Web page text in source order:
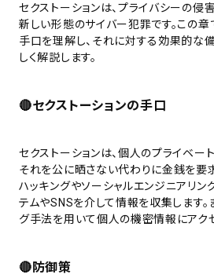
セクストーションは、プライバシーの
新しい形態のサイバー犯罪です。この章
手口を理解し、それに対する効果的な
しく解説します。
🔴セクストーションの手口
セクストーションは、個人のプライベー
それを公に晒さない代わりに金銭を要
ハッキングやソーシャルエンジニアリ
テムやSNSを介して情報を収集します。
グ手法を用いて個人の機密情報にアク
🔴防御策